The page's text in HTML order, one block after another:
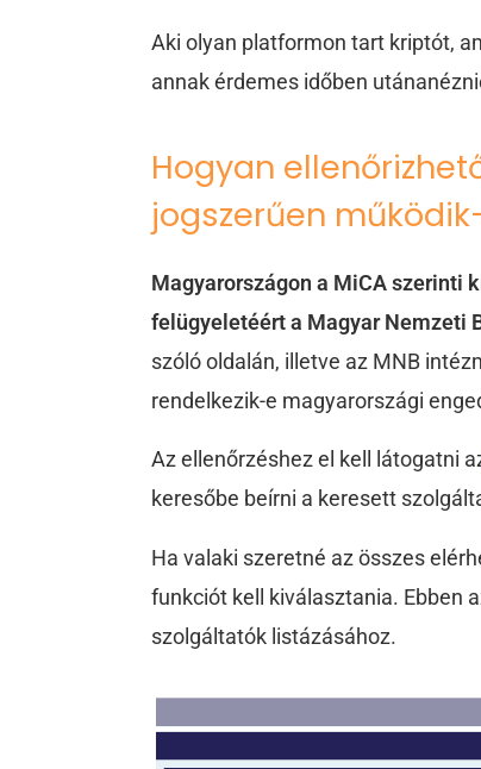
Aki olyan platformon tart kriptót,
annak érdemes időben
Hogyan
jogszerűen
Magyarországon a MiCA szerinti
felügyeletéért a Magyar Nemzeti
szóló oldalán, illetve az MNB
rendelkezik-e magyarországi
Az ellenőrzéshez el kell látogatni
keresőbe beírni a keresett
Ha valaki szeretné az összes
funkciót kell kiválasztania. Ebben
szolgáltatók listázásához.